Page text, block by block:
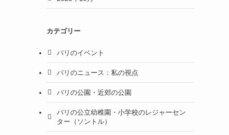
カテゴリー
パリのイベント
パリのニュース：私の視点
パリの公園・近郊の公園
パリの公立幼稚園・小学校のレジャーセン
ター（ソントル）